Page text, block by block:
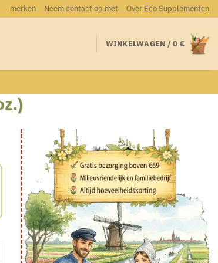
merken Neem contact op met Over Eco Supplementen
WINKELWAGEN /0 €